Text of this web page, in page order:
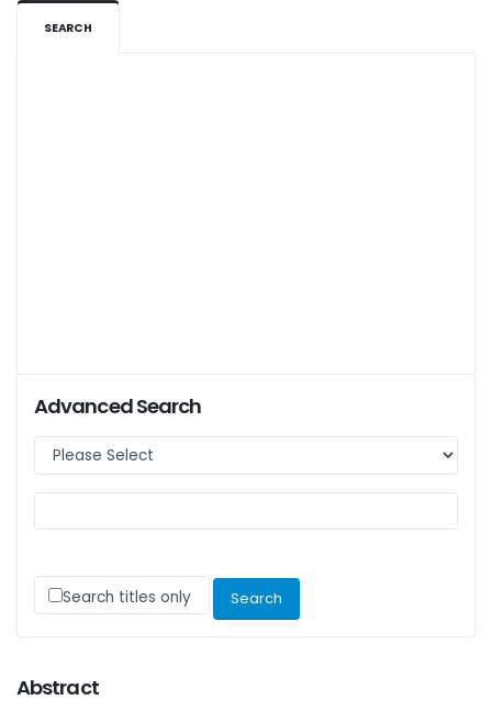
SEARCH
Advanced Search
Search titles only
Abstract